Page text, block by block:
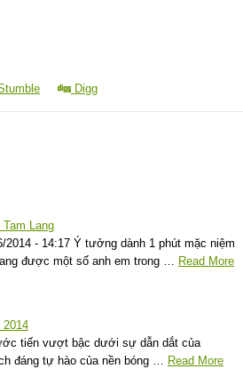
Digg
Lang
- 14:17 Ý tưởng dành 1 phút mặc niệm
được một số anh em trong …
Read More
tiến vượt bậc dưới sự dẫn dắt của
đáng tự hào của nền bóng …
Read More